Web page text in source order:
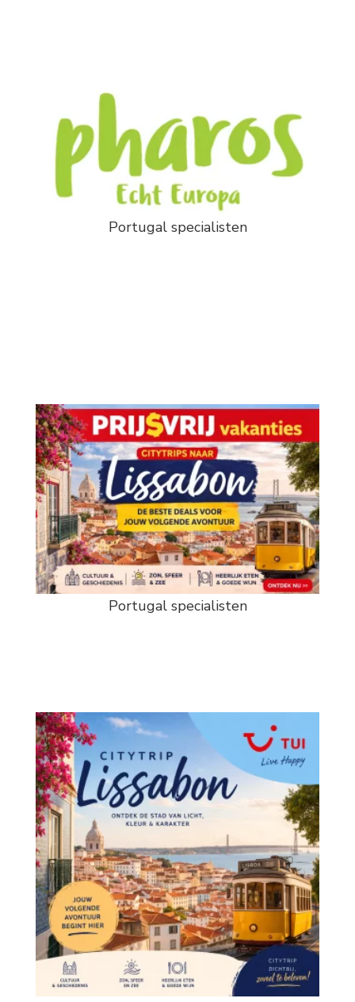
Portugal specialisten
Portugal specialisten